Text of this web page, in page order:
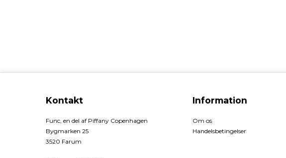
Kontakt
Func, en del af Piffany Copenhagen
Bygmarken 25
3520 Farum
Information
Om os
Handelsbetingelser